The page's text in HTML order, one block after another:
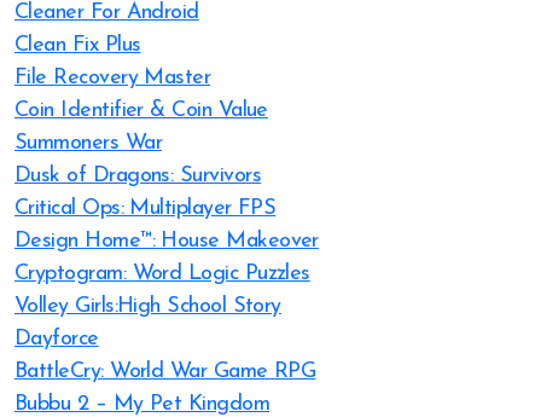
Cleaner For Android
Clean Fix Plus
File Recovery Master
Coin Identifier & Coin Value
Summoners War
Dusk of Dragons: Survivors
Critical Ops: Multiplayer FPS
Design Home™: House Makeover
Cryptogram: Word Logic Puzzles
Volley Girls:High School Story
Dayforce
BattleCry: World War Game RPG
Bubbu 2 – My Pet Kingdom